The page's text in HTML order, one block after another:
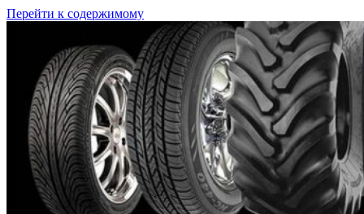
Перейти к содержимому